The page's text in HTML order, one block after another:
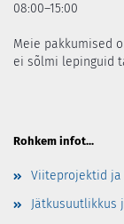
08:00–15:00
Meie pakkumised
ei sõlmi lepinguid
Rohkem infot...
Viiteprojektid ja
Jätkusuutlikkus